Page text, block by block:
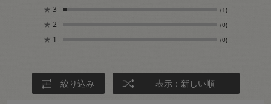
★ 3 (1)
★ 2 (0)
★ 1 (0)
絞り込み 表示：新しい順